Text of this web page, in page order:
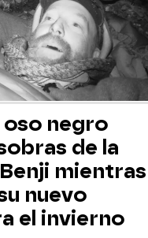
oso negro
de la
mientras
nuevo
el invierno